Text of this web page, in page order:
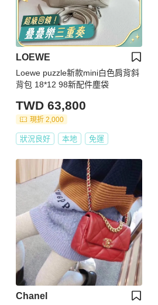
LOEWE
Loewe puzzle新款mini白色肩背斜
背包 18*12 98新配件塵袋
TWD 63,800
現折 2,000
狀況良好 本地 免運
Chanel